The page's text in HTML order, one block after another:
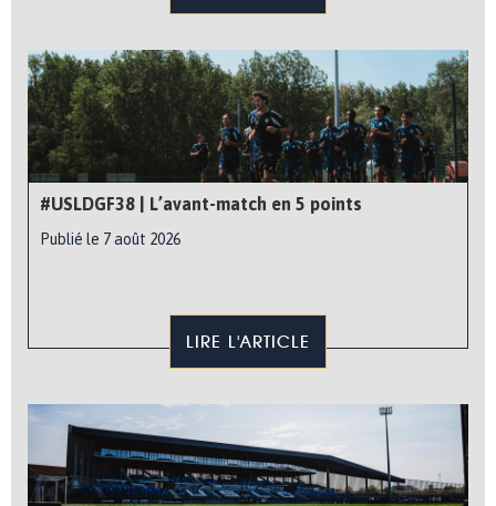
#USLDGF38 | L’avant-match en 5 points
Publié le 7 août 2026
LIRE L'ARTICLE